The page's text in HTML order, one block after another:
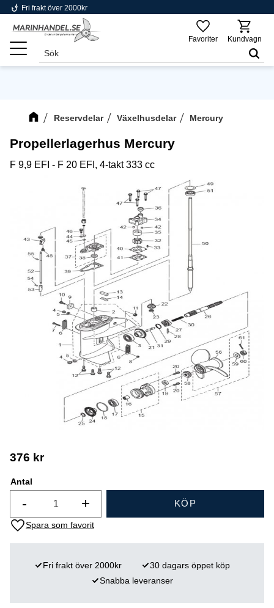
Meny
phishing Fri frakt över 2000kr
Favoriter Kundvagn
Reservdelar Växelhusdelar Mercury
Propellerlagerhus Mercury
F 9,9 EFI - F 20 EFI, 4-takt 333 cc
376 kr
Antal
+
- KÖP
Lägg till i favoriter
Fri frakt över 2000kr
30 dagars öppet köp
Snabba leveranser